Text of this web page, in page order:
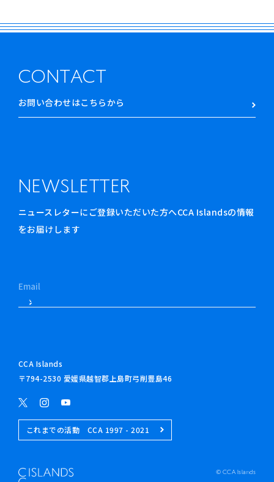
CONTACT
お問い合わせはこちらから
NEWSLETTER
ニュースレターにご登録いただいた方へCCA Islandsの情報
をお届けします
CCA Islands
〒794-2530 愛媛県越智郡上島町弓削豊島46
これまでの活動 CCA 1997 - 2021
© CCA Islands